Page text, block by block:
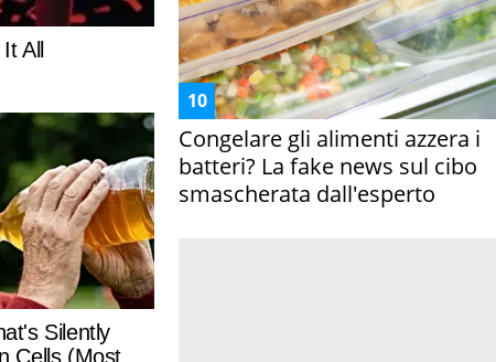
Congelare gli alimenti azzera i
batteri? La fake news sul cibo
smascherata dall'esperto